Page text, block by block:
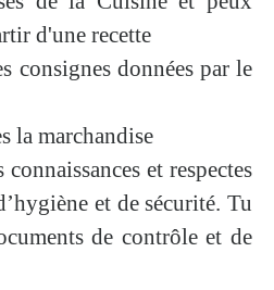
d'une recette
consignes données par le
la marchandise
et respectes
et de sécurité. Tu
de contrôle et de